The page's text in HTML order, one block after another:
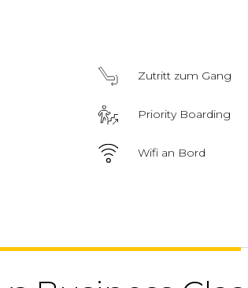
Zutritt zum Gang
Priority Boarding
Wifi an Bord